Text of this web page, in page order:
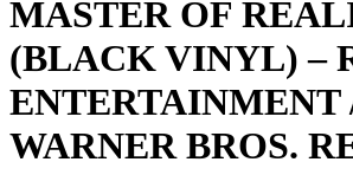
MASTER OF
(BLACK VINYL) –
ENTERTAINMENT
WARNER BROS.